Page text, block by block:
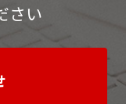
さい